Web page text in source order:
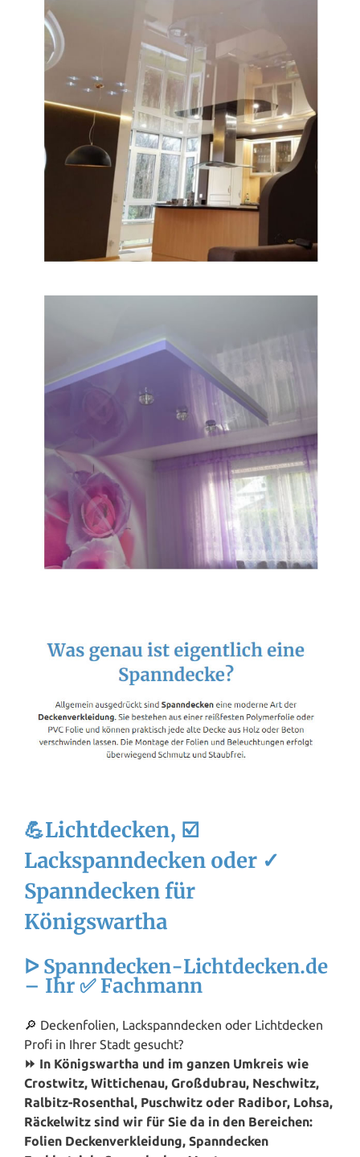
💪Lichtdecken, ☑️
Lackspanndecken oder ✓
Spanndecken für
Königswartha
ᐅ Spanndecken-Lichtdecken.de
– Ihr ✅ Fachmann
🔎 Deckenfolien, Lackspanndecken oder Lichtdecken
Profi in Ihrer Stadt gesucht?
⏩ In Königswartha und im ganzen Umkreis wie
Crostwitz, Wittichenau, Großdubrau, Neschwitz,
Ralbitz-Rosenthal, Puschwitz oder Radibor, Lohsa,
Räckelwitz sind wir für Sie da in den Bereichen:
Folien Deckenverkleidung, Spanndecken